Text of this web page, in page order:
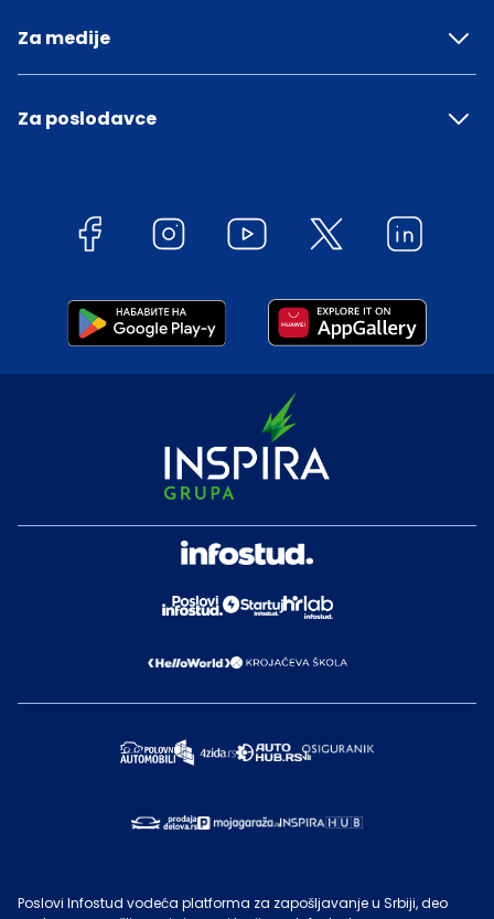
Za medije
Za poslodavce
Poslovi Infostud vodeća platforma za zapošljavanje u Srbiji, deo